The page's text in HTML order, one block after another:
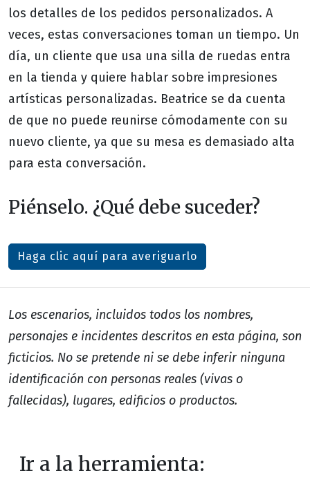
los detalles de los pedidos personalizados. A
veces, estas conversaciones toman un tiempo. Un
día, un cliente que usa una silla de ruedas entra
en la tienda y quiere hablar sobre impresiones
artísticas personalizadas. Beatrice se da cuenta
de que no puede reunirse cómodamente con su
nuevo cliente, ya que su mesa es demasiado alta
para esta conversación.
Piénselo. ¿Qué debe suceder?
Haga clic aquí para averiguarlo
Los escenarios, incluidos todos los nombres,
personajes e incidentes descritos en esta página, son
ficticios. No se pretende ni se debe inferir ninguna
identificación con personas reales (vivas o
fallecidas), lugares, edificios o productos.
Ir a la herramienta: